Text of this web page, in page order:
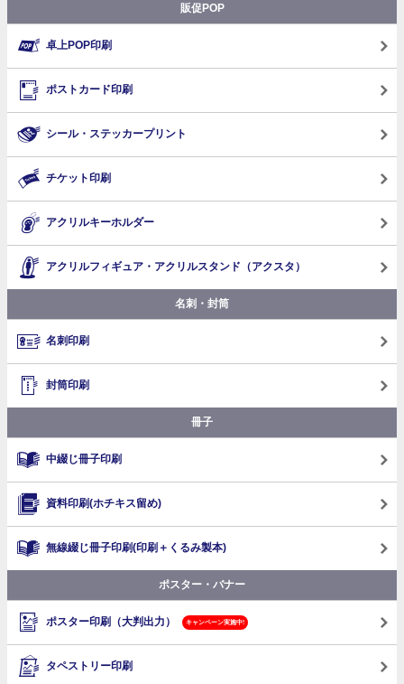
販促POP
卓上POP印刷
ポストカード印刷
シール・ステッカープリント
チケット印刷
アクリルキーホルダー
アクリルフィギュア・アクリルスタンド（アクスタ）
名刺・封筒
名刺印刷
封筒印刷
冊子
中綴じ冊子印刷
資料印刷(ホチキス留め)
無線綴じ冊子印刷(印刷＋くるみ製本)
ポスター・バナー
ポスター印刷（大判出力） キャンペーン実施中!
タペストリー印刷